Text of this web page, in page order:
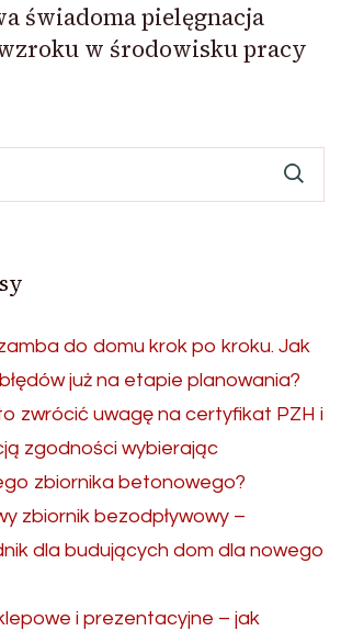
świadoma pielęgnacja
w środowisku pracy
do domu krok po kroku. Jak
już na etapie planowania?
zwrócić uwagę na certyfikat PZH i
zgodności wybierając
zbiornika betonowego?
zbiornik bezodpływowy –
dla budujących dom dla nowego
i prezentacyjne – jak